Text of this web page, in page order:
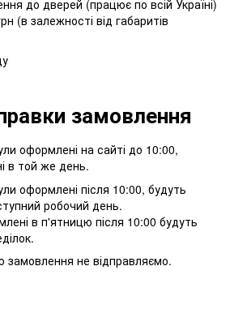
до дверей (працює по всій Україні)
(в залежності від габаритів
замовлення
оформлені на сайті до 10:00,
в той же день.
оформлені після 10:00, будуть
робочий день.
в п'ятницю після 10:00 будуть
замовлення не відправляємо.